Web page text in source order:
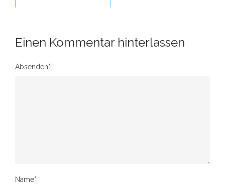
Einen Kommentar hinterlassen
Absenden*
Name*